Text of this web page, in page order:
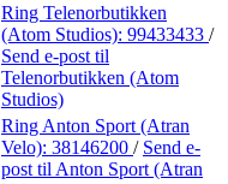
Ring Telenorbutikken
(Atom Studios): 99433433 /
Send e-post til
Telenorbutikken (Atom
Studios)
Ring Anton Sport (Atran
Velo): 38146200 / Send e-
post til Anton Sport (Atran